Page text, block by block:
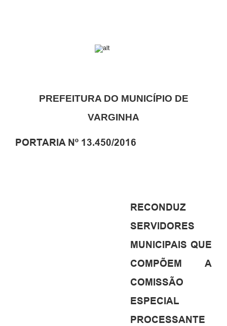
PREFEITURA DO MUNICÍPIO DE
VARGINHA
PORTARIA Nº 13.450/2016
RECONDUZ
SERVIDORES
MUNICIPAIS QUE
COMPÕEM A
COMISSÃO
ESPECIAL
PROCESSANTE